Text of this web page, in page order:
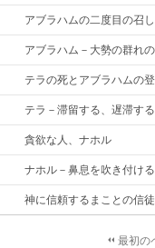
アブラハムの二度目の召し
アブラハム－大勢の群れ
テラの死とアブラハムの
テラ－滞留する、遅滞する
貪欲な人、ナホル
ナホル－鼻息を吹き付ける
神に信頼するまことの信徒
最初の